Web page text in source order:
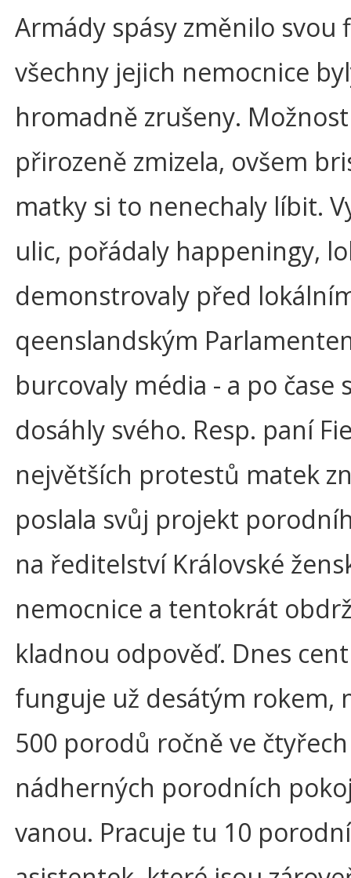
Armády spásy změnilo svou
všechny jejich nemocnice
hromadně zrušeny.
přirozeně zmizela, ovšem
matky si to nenechaly líbit.
ulic, pořádaly happeningy,
demonstrovaly před
qeenslandským
burcovaly média - a po čase
dosáhly svého. Resp. paní
největších protestů matek
poslala svůj projekt
na ředitelství Královské
nemocnice a tentokrát
kladnou odpověď. Dnes
funguje už desátým rokem,
500 porodů ročně ve čtyřech
nádherných porodních
vanou. Pracuje tu 10